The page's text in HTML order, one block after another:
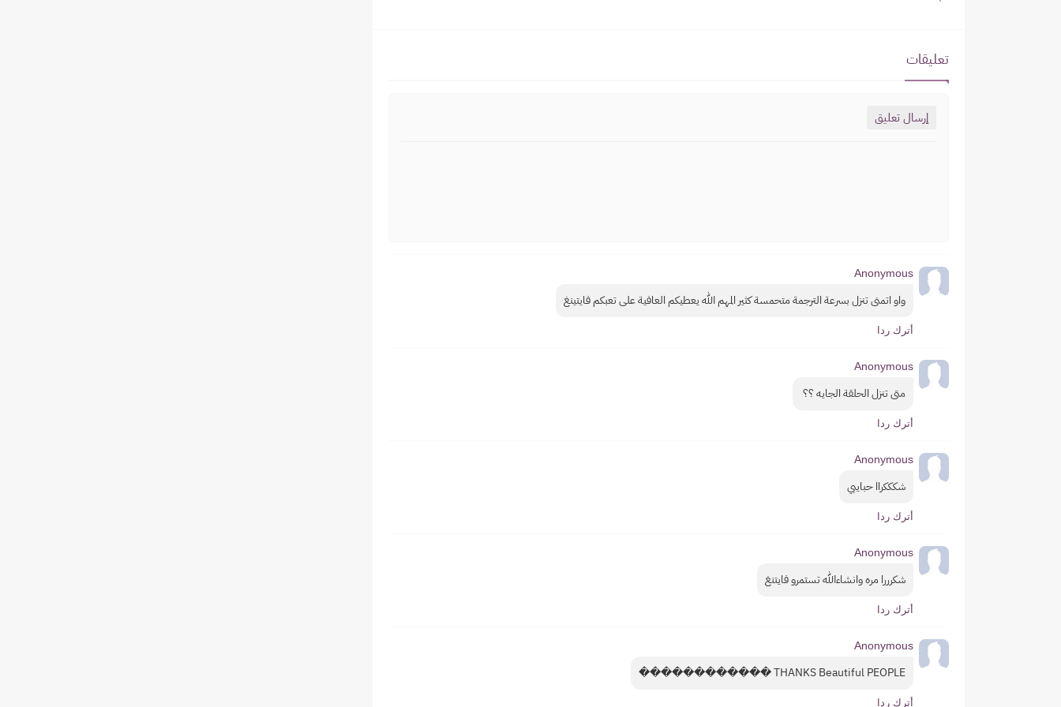
تعليقات
إرسال تعليق
Anonymous
واو اتمنى تنزل بسرعة الترجمة متحمسة كثير المهم الله يعطيكم العافية على تعبكم فايتينغ
أترك ردا
Anonymous
متى تنزل الحلقة الجايه ؟؟
أترك ردا
Anonymous
شكككراا حبايبي
أترك ردا
Anonymous
شكرررا مره وانشاءالله تستمرو فايتنغ
أترك ردا
Anonymous
THANKS Beautiful PEOPLE ������������
أترك ردا